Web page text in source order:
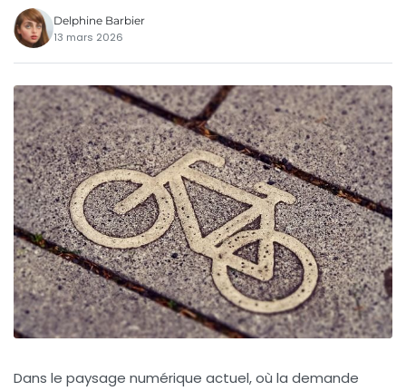
Delphine Barbier
13 mars 2026
Dans le paysage numérique actuel, où la demande